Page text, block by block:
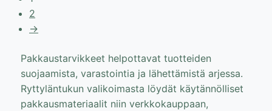
2
→
Pakkaustarvikkeet helpottavat tuotteiden
suojaamista, varastointia ja lähettämistä arjessa.
Ryttyläntukun valikoimasta löydät käytännölliset
pakkausmateriaalit niin verkkokauppaan,